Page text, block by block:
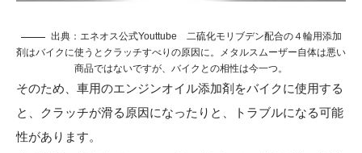
出典： エネオス公式Youttube 二硫化モリブデン配合の４輪用添加
剤はバイクに使うとクラッチすべりの原因に。メタルスムーザー自体は悪い
商品ではないですが、バイクとの相性は今一つ。
そのため、車用のエンジンオイル添加剤をバイクに使用する
と、クラッチが滑る原因になったりと、トラブルになる可能
性があります。